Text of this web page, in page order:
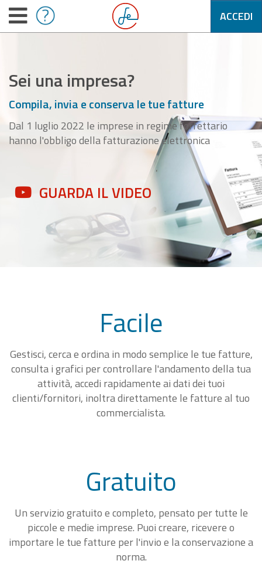
ACCEDI
Sei una impresa?
Compila, invia e conserva le tue fatture
Dal 1 luglio 2022 le imprese in regime forfettario
hanno l'obbligo della fatturazione elettronica
GUARDA IL VIDEO
Facile
Gestisci, cerca e ordina in modo semplice le tue fatture,
consulta i grafici per controllare l'andamento della tua
attività, accedi rapidamente ai dati dei tuoi
clienti/fornitori, inoltra direttamente le fatture al tuo
commercialista.
Gratuito
Un servizio gratuito e completo, pensato per tutte le
piccole e medie imprese. Puoi creare, ricevere o
importare le tue fatture per l'invio e la conservazione a
norma.